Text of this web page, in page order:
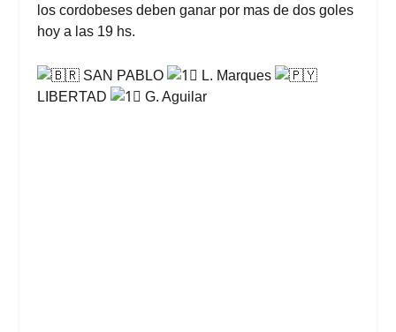
los cordobeses deben ganar por mas de dos goles
hoy a las 19 hs.
SAN PABLO
L. Marques
LIBERTAD
G. Aguilar